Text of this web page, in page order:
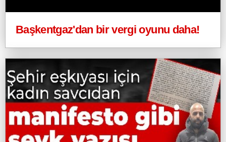
Başkentgaz'dan bir vergi oyunu daha!